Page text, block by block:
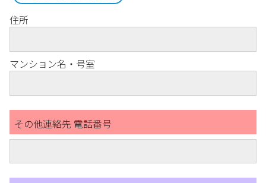
住所
マンション名・号室
その他連絡先 電話番号